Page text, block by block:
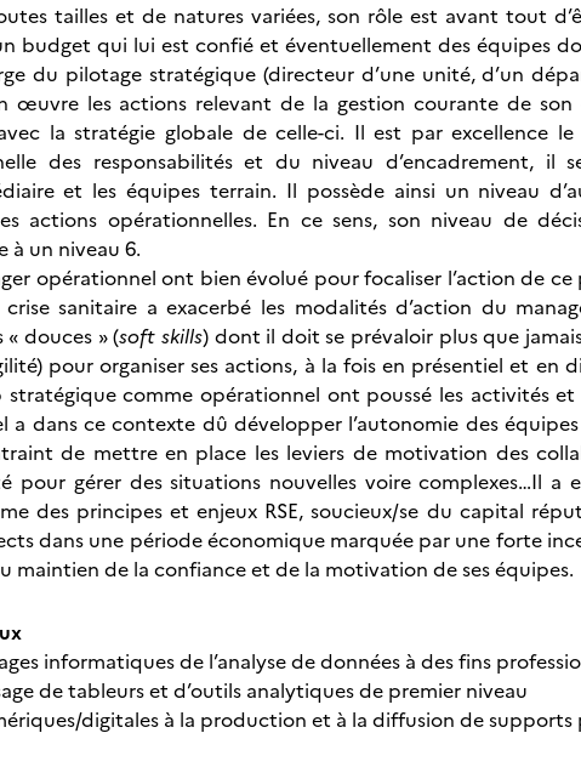
tailles et de natures variées, son rôle est avant tout
budget qui lui est confié et éventuellement des équipes
du pilotage stratégique (directeur d’une unité, d’un
œuvre les actions relevant de la gestion courante de son
la stratégie globale de celle-ci. Il est par excellence le
des responsabilités et du niveau d’encadrement, il
et les équipes terrain. Il possède ainsi un niveau
actions opérationnelles. En ce sens, son niveau de
un niveau 6.
opérationnel ont bien évolué pour focaliser l’action de ce
sanitaire a exacerbé les modalités d’action du
douces » (soft skills) dont il doit se prévaloir plus que
pour organiser ses actions, à la fois en présentiel et en
comme opérationnel ont poussé les activités et
dans ce contexte dû développer l’autonomie des
de mettre en place les leviers de motivation des
gérer des situations nouvelles voire complexes…Il a
des principes et enjeux RSE, soucieux/se du capital
dans une période économique marquée par une forte
maintien de la confiance et de la motivation de ses équipes.
informatiques de l’analyse de données à des fins
de tableurs et d’outils analytiques de premier niveau
digitales à la production et à la diffusion de supports